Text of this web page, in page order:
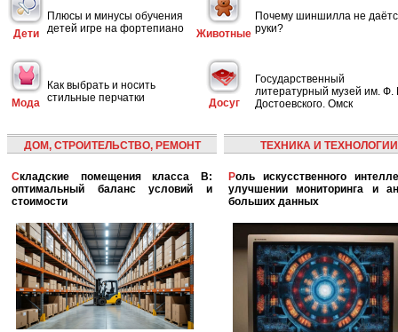
Дети
Плюсы и минусы обучения
детей игре на фортепиано
Животные
Почему шиншилла не
руки?
Мода
Как выбрать и носить
стильные перчатки
Досуг
Государственный
литературный музей им. Ф.
Достоевского. Омск
ДОМ, СТРОИТЕЛЬСТВО, РЕМОНТ
Складские помещения класса B:
оптимальный баланс условий и
стоимости
ТЕХНИКА И ТЕХНОЛОГИИ
Роль искусственного интеллекта в
улучшении мониторинга и
больших данных